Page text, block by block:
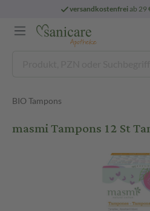
versandkostenfreiab 29
BIO Tampons
masmi Tampons 12 St